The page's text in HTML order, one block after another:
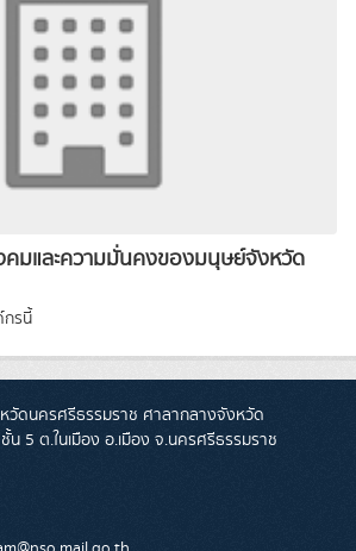
มและความมั่นคงของมนุษย์จังหวัด
กรนี้
วัดนครศรีธรรมราช ศาลากลางจังหวัด
น 5 ต.ในเมือง อ.เมือง จ.นครศรีธรรมราช